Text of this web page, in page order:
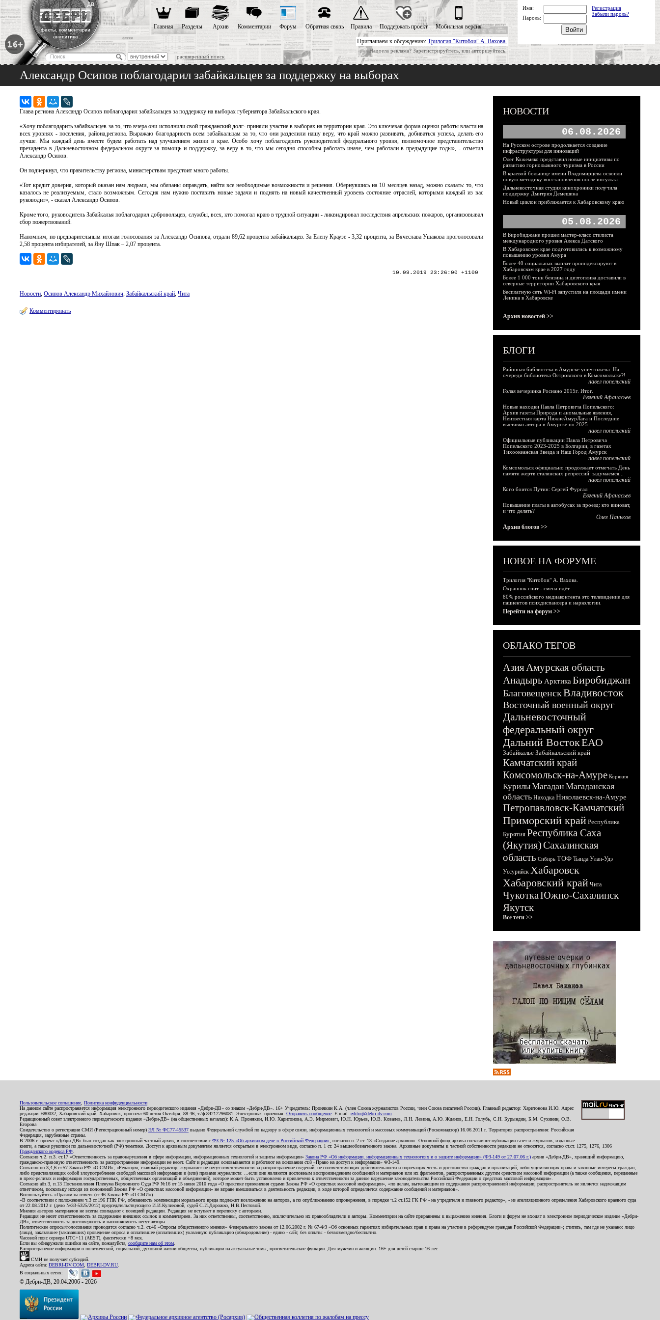
Приглашаем к обсуждению: Трилогия "Китобои" А. Вахова.
Надоела реклама? Зарегистрируйтесь, или авторизуйтесь.
расширенный поиск
Главная Разделы Архив Комментарии Форум Обратная связь Правила Поддержать проект Мобильная версия
Имя:
Регистрация
Забыли пароль?
Пароль:
Александр Осипов поблагодарил забайкальцев за поддержку на выборах
Глава региона Александр Осипов поблагодарил забайкальцев за поддержку на выборах губернатора Забайкальского края.
«Хочу поблагодарить забайкальцев за то, что вчера они исполнили свой гражданский долг- приняли участие в выборах на территории края. Это ключевая форма оценки работы власти на
всех уровнях - поселения, района,региона. Выражаю благодарность всем забайкальцам за то, что они разделили нашу веру, что край можно развивать, добиваться успеха, делать его
лучше. Мы каждый день вместе будем работать над улучшением жизни в крае. Особо хочу поблагодарить руководителей федерального уровня, полномочное представительство
президента в Дальневосточном федеральном округе за помощь и поддержку, за веру в то, что мы сегодня способны работать иначе, чем работали в предыдущие годы», - отметил
Александр Осипов.
Он подчеркнул, что правительству региона, министерствам предстоит много работы.
«Тот кредит доверия, который оказан нам людьми, мы обязаны оправдать, найти все необходимые возможности и решения. Обернувшись на 10 месяцев назад, можно сказать: то, что
казалось не реализуемым, стало возможным. Сегодня нам нужно поставить новые задачи и поднять на новый качественный уровень состояние отраслей, которыми каждый из вас
руководит», - сказал Александр Осипов.
Кроме того, руководитель Забайкалья поблагодарил добровольцев, службы, всех, кто помогал краю в трудной ситуации - ликвидировал последствия апрельских пожаров, организовывал
сбор пожертвований.
Напомним, по предварительным итогам голосования за Александр Осипова, отдали 89,62 процента забайкальцев. За Елену Краузе - 3,32 процента, за Вячеслава Ушакова проголосовали
2,58 процента избирателей, за Яну Шпак – 2,07 процента.
10.09.2019 23:26:00 +1100
Новости, Осипов Александр Михайлович, Забайкальский край, Чита
Комментировать
НОВОСТИ
06.08.2026
На Русском острове продолжается создание
инфраструктуры для инноваций
Олег Кожемяко представил новые инициативы по
развитию горнолыжного туризма в России
В краевой больнице имени Владимирцева освоили
новую методику восстановления после инсульта
Дальневосточная студия кинохроники получила
поддержку Дмитрия Демешина
Новый циклон приближается к Хабаровскому краю
05.08.2026
В Биробиджане прошел мастер-класс стилиста
международного уровня Алекса Датского
В Хабаровском крае подготовились к возможному
повышению уровня Амура
Более 40 социальных выплат проиндексируют в
Хабаровском крае в 2027 году
Более 1 000 тонн бензина и дизтоплива доставили в
северные территории Хабаровского края
Бесплатную сеть Wi-Fi запустили на площади имени
Ленина в Хабаровске
Архив новостей >>
БЛОГИ
Районная библиотека в Амурске уничтожена. На
очереди библиотека Островского в Комсомольске?!
павел попельский
Голая вечеринка Роснано 2015г. Итог.
Евгений Афанасьев
Новые находки Павла Петровича Попельского:
Архив газеты Природа и аномальные явления,
Неизвестная карта НижнеАмурЛага и Последние
выставки автора в Амурске по 2025
павел попельский
Официальные публикации Павла Петровича
Попельского 2023-2025 в Болгарии, в газетах
Тихоокеанская Звезда и Наш Город Амурск
павел попельский
Комсомольск официально продолжает отмечать День
памяти жертв сталинских репрессий: задумаемся...
павел попельский
Кого боится Путин: Сергей Фургал
Евгений Афанасьев
Повышение платы в автобусах за проезд: кто виноват,
и что делать?
Олег Паньков
Архив блогов >>
НОВОЕ НА ФОРУМЕ
Трилогия "Китобои" А. Вахова.
Охранник спит - смена идёт
80% российского медиаконтента это телевидение для
пациентов психдиспансера и наркологии.
Перейти на форум >>
ОБЛАКО ТЕГОВ
АзияАмурская область
Анадырь Арктика Биробиджан
БлаговещенскВладивосток
Восточный военный округ
Дальневосточный
федеральный округ
Дальний ВостокЕАО
Забайкалье Забайкальский край
Камчатский край
Комсомольск-на-Амуре Корякия
КурилыМагадан Магаданская
область Находка Николаевск-на-Амуре
Петропавловск-Камчатский
Приморский край Республика
Бурятия Республика Саха
(Якутия)Сахалинская
область Сибирь ТОФ Тында Улан-Удэ
Уссурийск Хабаровск
Хабаровский край Чита
ЧукоткаЮжно-Сахалинск
Якутск
Все теги >>
Пользовательское соглашение Политика конфиденциальности
На данном сайте распространяется информация электронного периодического издания «Дебри-ДВ» со знаком «Дебри-ДВ». 16+ Учредитель: Пронякин К.А. (член Союза журналистов России, член Союза писателей России). Главный редактор: Харитонова И.Ю. Адрес
редакции: 680032, Хабаровский край, Хабаровск, проспект 60-летия Октября, 88-46, т./ф.84212296081. Электронная приемная: Отправить сообщение . E-mail: editor@debri-dv.com
Редакционный совет электронного периодического издания «Дебри-ДВ» (на общественных началах): К.А. Пронякин, И.Ю. Харитонова, А.Э. Мирмович, Ю.Н. Юрьев, Ю.В. Ковалев, Л.Н. Левина, А.Ю. Жданов, Е.Н. Голубь, С.Н. Бурындин, Б.М. Сухинин, О.В.
Егорова
Свидетельство о регистрации СМИ (Регистрационный номер) ЭЛ № ФС77-45537 выдано Федеральной службой по надзору в сфере связи, информационных технологий и массовых коммуникаций (Роскомнадзор) 16.06.2011 г. Территория распространения: Российская
Федерация, зарубежные страны.
В 2006 г. проект «Дебри-ДВ» был создан как электронный частный архив, в соответствии с ФЗ № 125 «Об архивном деле в Российской Федерации» , согласно п. 2 ст. 13 «Создание архивов». Основной фонд архива составляют публикации газет и журналов, изданные
книги, а также рукописи по дальневосточной (РФ) тематике. Доступ к архивным документам является открытым в электронном виде, согласно п. 1 ст. 24 вышеобозначенного закона. Архивные документы к частной собственности редакции не относятся, согласно ст.ст. 1275, 1276, 1306
Гражданского кодекса РФ
Согласно ч.2. п.3. ст.17 «Ответственность за правонарушения в сфере информации, информационных технологий и защиты информации» Закона РФ «Об информации, информационных технологиях и о защите информации» (ФЗ-149 от 27.07.06 г.) архив «Дебри-ДВ», хранящий информацию,
гражданско-правовую ответственность за распространение информации не несет. Сайт и редакция основываются и работают на основании ст.8 «Право на доступ к информации» ФЗ-149.
Согласно пп.3,4,6 ст.57 Закона РФ «О СМИ», «Редакция, главный редактор, журналист не несут ответственности за распространение сведений, не соответствующих действительности и порочащих честь и достоинство граждан и организаций, либо ущемляющих права и законные интересы граждан,
либо представляющих собой злоупотребление свободой массовой информации и (или) правами журналиста: ...если они являются дословным воспроизведением сообщений и материалов или их фрагментов, распространенных другим средством массовой информации (а также сообщения, переданные
в пресс-релизах и информация государственных, общественных организаций и объединений), которое может быть установлено и привлечено к ответственности за данное нарушение законодательства Российской Федерации о средствах массовой информации».
Согласно абз.3, п.13 Постановления Пленума Верховного Суда РФ №16 от 15 июня 2010 года «О практике применения судами Закона РФ «О средствах массовой информации», «по делам, вытекающим из содержания распространенной информации, распространитель не является надлежащим
ответчиком, поскольку исходя из положений Закона РФ «О средствах массовой информации» не вправе вмешиваться в деятельность редакции, в ходе которой определяется содержание сообщений и материалов».
Воспользуйтесь «Правом на ответ» (ст.46 Закона РФ «О СМИ»).
«В соответствии с положением ч.3 ст.196 ГПК РФ, обязанность компенсации морального вреда подлежит возложению на авторов, а по опубликованию опровержения, в порядке ч.2 ст.152 ГК РФ - на учредителя и главного редактор», - из апелляционного определения Хабаровского краевого суда
от 22.08.2012 г. (дело №33-5325/2012) председательствующего И.И.Куликовой, судей С.И.Дорожко, Н.В.Пестовой.
Мнения авторов материалов не всегда совпадают с позицией редакции. Редакция не вступает в переписку с авторами.
Редакция не несет ответственность за содержание внешних ссылок и комментариев. За них ответственны, соответственно, исключительно их правообладатели и авторы. Комментарии на сайте приравнены к выражению мнения. Блоги и форум не входят в электронное периодическое издание «Дебри-
ДВ», ответственность за достоверность и наполняемость несут авторы.
Политические опросы/голосования проводятся согласно ч.2. ст.46 «Опросы общественного мнения» Федерального закона от 12.06.2002 г. № 67-ФЗ «Об основных гарантиях избирательных прав и права на участие в референдуме граждан Российской Федерации»; считать, там где не указано: лицо
(лица), заказавшее (заказавших) проведение опроса и оплатившее (оплативших) указанную публикацию (обнародование) - едино - сайт, без оплаты - безвозмездно/бесплатно.
Часовой пояс сервера UTC+11 (AEST), фактически +8 мск.
Если вы обнаружили ошибки на сайте, пожалуйста, сообщите нам об этом
Распространение информации о политической, социальной, духовной жизни общества, публикации на актуальные темы, просветительские функции. Для мужчин и женщин. 16+ для детей старше 16 лет.
СМИ не получает субсидий.
Адреса сайта: DEBRI-DV.COM DEBRI-DV.RU
В социальных сетях:
© Дебри-ДВ, 20.04.2006 - 2026